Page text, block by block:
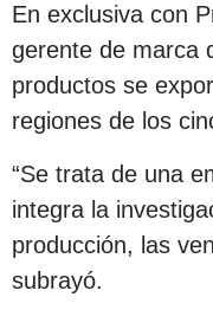
En exclusiva con
gerente de marca
productos se
regiones de los
“Se trata de una
integra la
producción, las
subrayó.